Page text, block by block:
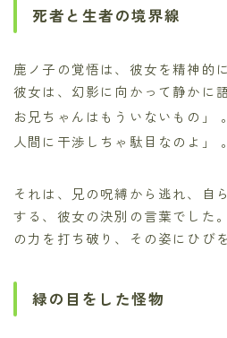
死者と生者の境界線
鹿ノ子の覚悟は、彼女を精神的
彼女は、幻影に向かって静かに
お兄ちゃんはもういないもの」
人間に干渉しちゃ駄目なのよ」 。
それは、兄の呪縛から逃れ、自
する、彼女の決別の言葉でした
の力を打ち破り、その姿にひび
緑の目をした怪物